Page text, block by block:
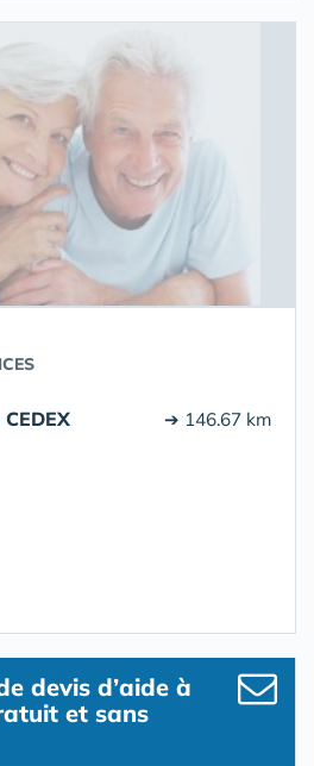
➔ 146.67 km
devis d’aide à
et sans